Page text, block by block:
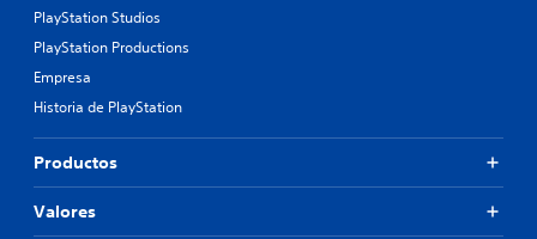
PlayStation Studios
PlayStation Productions
Empresa
Historia de PlayStation
Productos
Valores